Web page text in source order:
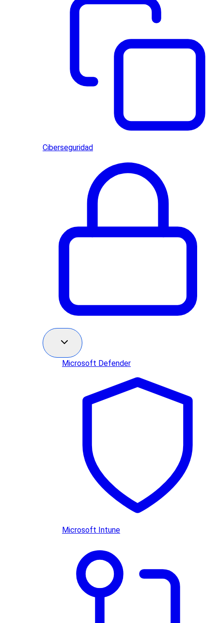
Ciberseguridad
Microsoft Defender
Microsoft Intune